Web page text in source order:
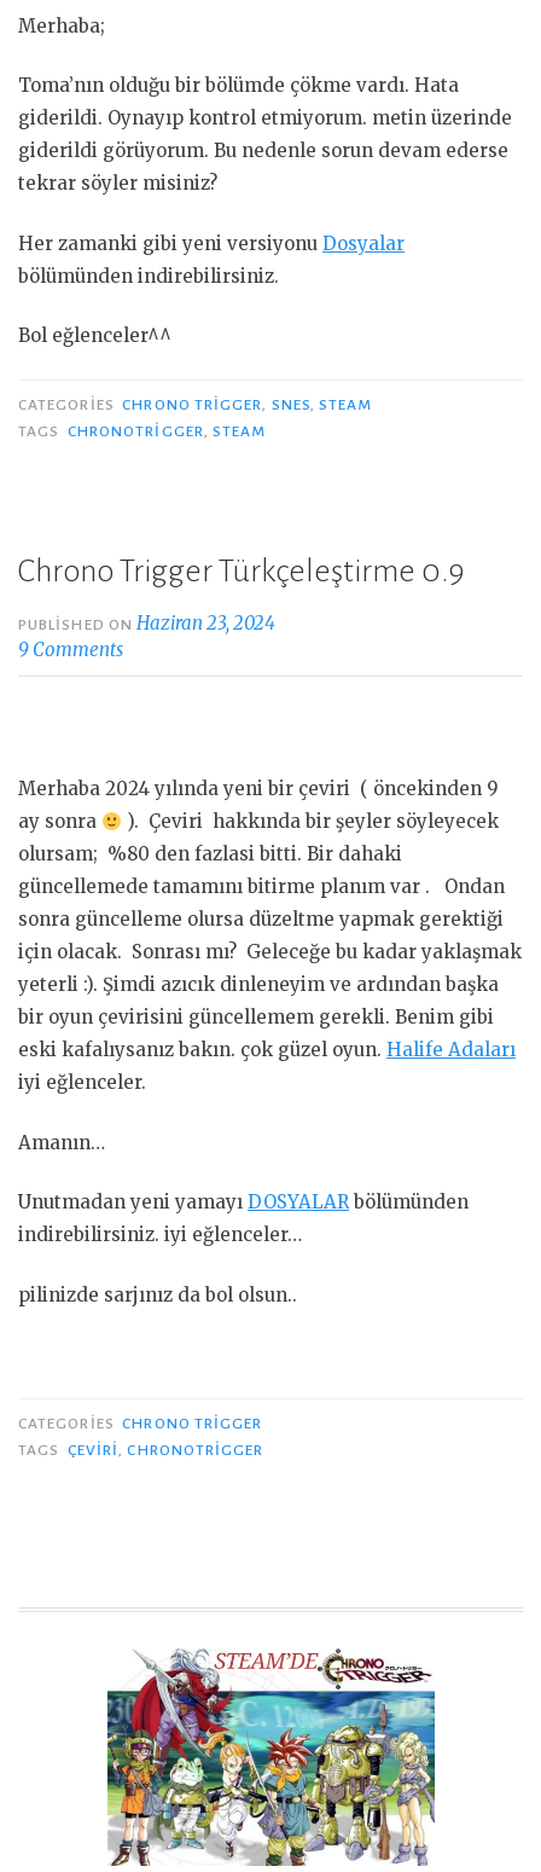
Merhaba;
Toma’nın olduğu bir bölümde çökme vardı. Hata
giderildi. Oynayıp kontrol etmiyorum. metin üzerinde
giderildi görüyorum. Bu nedenle sorun devam ederse
tekrar söyler misiniz?
Her zamanki gibi yeni versiyonu Dosyalar
bölümünden indirebilirsiniz.
Bol eğlenceler^^
CATEGORIES CHRONO TRIGGER SNES ,STEAM
TAGS
CHRONOTRIGGER STEAM
Chrono Trigger Türkçeleştirme 0.9
PUBLISHED ON Haziran 23, 2024
9 Comments
Merhaba 2024 yılında yeni bir çeviri ( öncekinden 9
ay sonra
). Çeviri hakkında bir şeyler söyleyecek
olursam; %80 den fazlasi bitti. Bir dahaki
güncellemede tamamını bitirme planım var . Ondan
sonra güncelleme olursa düzeltme yapmak gerektiği
için olacak. Sonrası mı? Geleceğe bu kadar yaklaşmak
yeterli :). Şimdi azıcık dinleneyim ve ardından başka
bir oyun çevirisini güncellemem gerekli. Benim gibi
eski kafalıysanız bakın. çok güzel oyun. Halife Adaları
iyi eğlenceler.
Amanın…
Unutmadan yeni yamayı DOSYALARbölümünden
indirebilirsiniz. iyi eğlenceler…
pilinizde sarjınız da bol olsun..
CATEGORIES CHRONO TRIGGER
TAGS
ÇEVIRI ,CHRONOTRIGGER